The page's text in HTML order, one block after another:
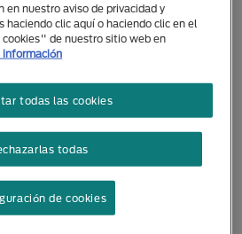
en nuestro aviso de privacidad y
haciendo clic aquí o haciendo clic en el
de nuestro sitio web en
información
todas
todas las cookies
de cookies